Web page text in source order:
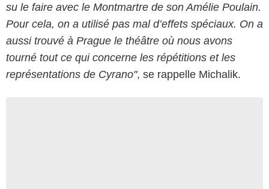
su le faire avec le Montmartre de son Amélie Poulain.
Pour cela, on a utilisé pas mal d’effets spéciaux. On a
aussi trouvé à Prague le théâtre où nous avons
tourné tout ce qui concerne les répétitions et les
représentations de Cyrano", se rappelle Michalik.